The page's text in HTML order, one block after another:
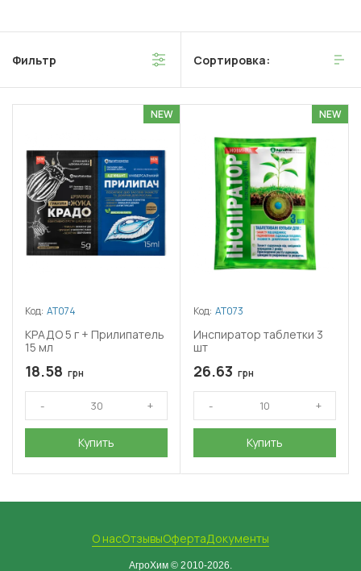
Фильтр Сортировка:
NEW
Код: АТ074
КРАДО 5 г + Прилипатель
15 мл
18.58 грн
Купить
NEW
Код: АТ073
Инспиратор таблетки 3
шт
26.63 грн
Купить
О насОтзывыОфертаДокументы
АгроХим © 2010-2026.